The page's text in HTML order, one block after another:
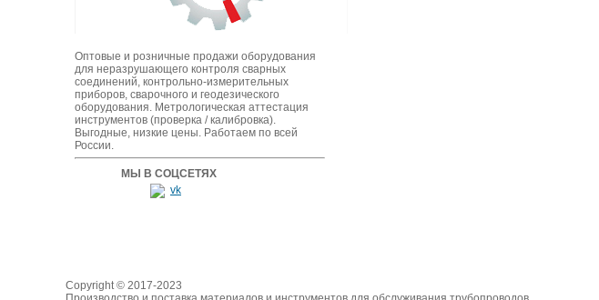
Оптовые и розничные продажи оборудования
для неразрушающего контроля сварных
соединений, контрольно-измерительных
приборов, сварочного и геодезического
оборудования. Метрологическая аттестация
инструментов (проверка / калибровка).
Выгодные, низкие цены. Работаем по всей
России.
МЫ В СОЦСЕТЯХ
Copyright © 2017-2023